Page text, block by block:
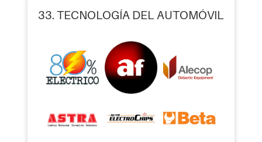
33. TECNOLOGÍA DEL AUTOMÓVIL